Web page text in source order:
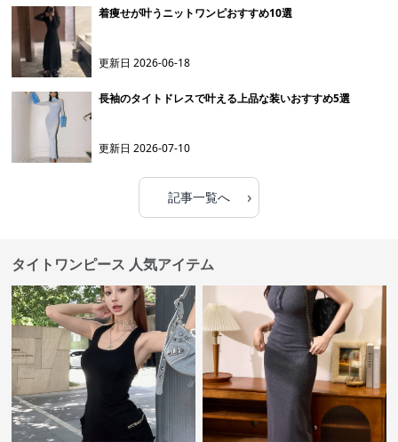
着痩せが叶うニットワンピおすすめ10選
更新日2026-06-18
長袖のタイトドレスで叶える上品な装いおすすめ5選
更新日2026-07-10
記事一覧へ ›
タイトワンピース 人気アイテム